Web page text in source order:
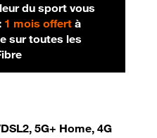
du sport vous
1 mois offertà
sur toutes les
5G+ Home, 4G